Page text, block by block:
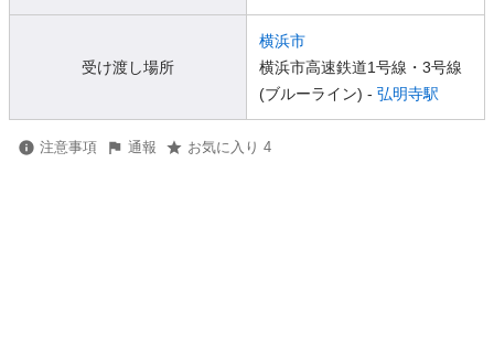
受け渡し場所
横浜市
横浜市高速鉄道1号線・3号線
(ブルーライン) - 弘明寺駅
注意事項 通報 お気に入り 4